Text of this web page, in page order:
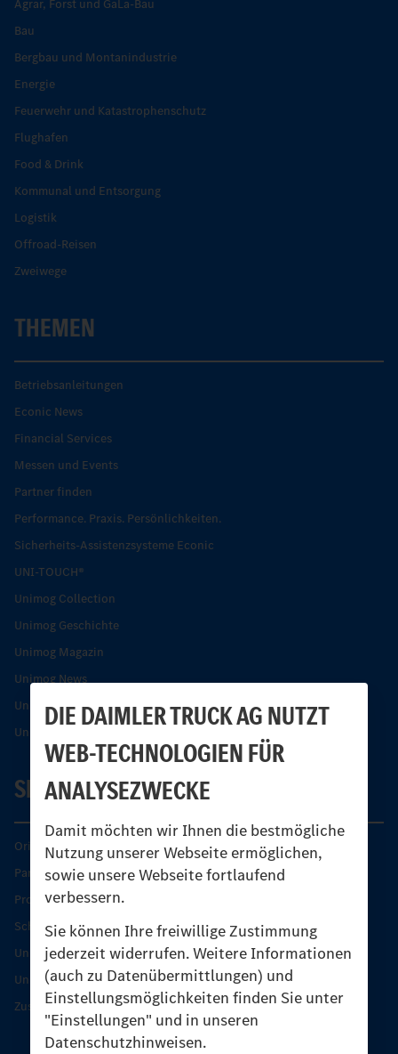
DIE DAIMLER TRUCK AG NUTZT
WEB-TECHNOLOGIEN FÜR
ANALYSEZWECKE
Damit möchten wir Ihnen die bestmögliche
Nutzung unserer Webseite ermöglichen,
sowie unsere Webseite fortlaufend
verbessern.
Sie können Ihre freiwillige Zustimmung
jederzeit widerrufen. Weitere Informationen
(auch zu Datenübermittlungen) und
Einstellungsmöglichkeiten finden Sie unter
"Einstellungen" und in unseren
Datenschutzhinweisen.
Agrar, Forst und GaLa-Bau
Bau
Bergbau und Montanindustrie
Energie
Feuerwehr und Katastrophenschutz
Flughafen
Food & Drink
Kommunal und Entsorgung
Logistik
Offroad-Reisen
Zweiwege
THEMEN
Betriebsanleitungen
Econic News
Financial Services
Messen und Events
Partner finden
Performance. Praxis. Persönlichkeiten.
Sicherheits-Assistenzsysteme Econic
UNI-TOUCH®
Unimog Collection
Unimog Geschichte
Unimog Magazin
Unimog News
Unimog Partner-Portal
Unimog Sicherheit
SERVICE
Original-Teile
Partner finden
Produkt-Highlights
Schutz und Werterhalt
Unimog Serviceangebot
Unimog Servicetage
Zusatzleistungen